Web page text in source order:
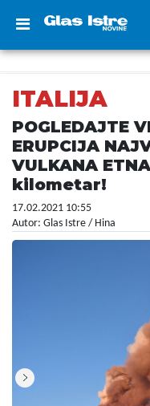
ITALIJA
POGLEDAJTE
ERUPCIJA
VULKANA
kilometar!
17.02.2021 10:55
Autor: Glas Istre / Hina